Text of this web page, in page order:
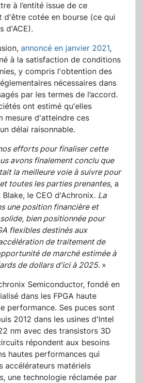
à l’entité issue de ce
d'être cotée en bourse (ce qui
d'ACE).
annoncé en janvier 2021,
à la satisfaction de conditions
y compris l'obtention des
nécessaires dans
par les termes de l’accord.
ont estimé qu'elles
mesure d'atteindre ces
délai raisonnable.
efforts pour finaliser cette
avons finalement conclu que
la meilleure voie à suivre pour
toutes les parties prenantes, a
le CEO d'Achronix. La
une position financière et
bien positionnée pour
flexibles destinés aux
de traitement de
de marché estimée à
de dollars d'ici à 2025. »
Semiconductor, fondé en
dans les FPGA haute
performance. Ses puces sont
2012 dans les usines d'Intel
nm avec des transistors 3D
répondent aux besoins
hautes performances qui
accélérateurs matériels
une technologie réclamée par